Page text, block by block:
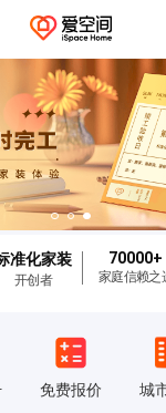
准化家装
开创者
70000+
家庭信赖之
免费报价 城